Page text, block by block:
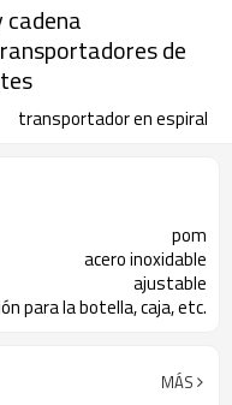
de
transportador en espiral
pom
acero inoxidable
ajustable
para la botella, caja, etc.
MÁS